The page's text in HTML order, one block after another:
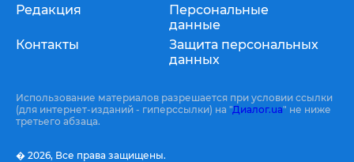
Редакция
Контакты
Персональные
данные
Защита персональных
данных
Использование материалов разрешается при условии ссылки
(для интернет-изданий - гиперссылки) на "Диалог.ua" не ниже
третьего абзаца.
� 2026, Все права защищены.